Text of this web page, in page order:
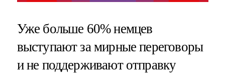
Уже больше 60% немцев
выступают за мирные переговоры
и не поддерживают отправку